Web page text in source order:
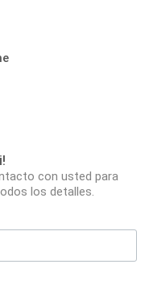
con usted para
los detalles.